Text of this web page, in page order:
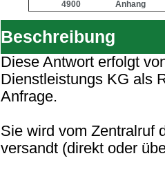
4900
Anhang
Beschreibung
Diese Antwort erfolgt
Dienstleistungs KG als
Anfrage.
Sie wird vom Zentralruf
versandt (direkt oder